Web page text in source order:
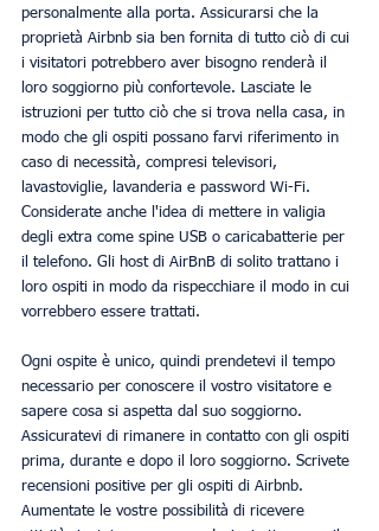
personalmente alla porta. Assicurarsi che la
proprietà Airbnb sia ben fornita di tutto ciò di cui
i visitatori potrebbero aver bisogno renderà il
loro soggiorno più confortevole. Lasciate le
istruzioni per tutto ciò che si trova nella casa, in
modo che gli ospiti possano farvi riferimento in
caso di necessità, compresi televisori,
lavastoviglie, lavanderia e password Wi-Fi.
Considerate anche l'idea di mettere in valigia
degli extra come spine USB o caricabatterie per
il telefono. Gli host di AirBnB di solito trattano i
loro ospiti in modo da rispecchiare il modo in cui
vorrebbero essere trattati.
Ogni ospite è unico, quindi prendetevi il tempo
necessario per conoscere il vostro visitatore e
sapere cosa si aspetta dal suo soggiorno.
Assicuratevi di rimanere in contatto con gli ospiti
prima, durante e dopo il loro soggiorno. Scrivete
recensioni positive per gli ospiti di Airbnb.
Aumentate le vostre possibilità di ricevere